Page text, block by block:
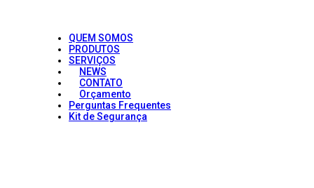
QUEM SOMOS
PRODUTOS
SERVIÇOS
NEWS
CONTATO
Orçamento
Perguntas Frequentes
Kit de Segurança